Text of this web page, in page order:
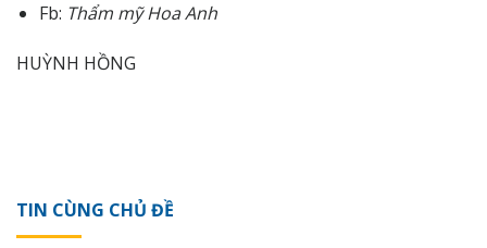
Fb: Thẩm mỹ Hoa Anh
HUỲNH HỒNG
TIN CÙNG CHỦ ĐỀ